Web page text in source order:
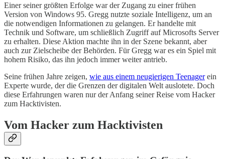
Einer seiner größten Erfolge war der Zugang zu einer frühen
Version von Windows 95. Gregg nutzte soziale Intelligenz, um an
die notwendigen Informationen zu gelangen. Er handelte mit
Technik und Software, um schließlich Zugriff auf Microsofts Server
zu erhalten. Diese Aktion machte ihn in der Szene bekannt, aber
auch zur Zielscheibe der Behörden. Für Gregg war es ein Spiel mit
hohem Risiko, das ihn jedoch immer weiter antrieb.
Seine frühen Jahre zeigen, wie aus einem neugierigen Teenagerein
Experte wurde, der die Grenzen der digitalen Welt auslotete. Doch
diese Erfahrungen waren nur der Anfang seiner Reise vom Hacker
zum Hacktivisten.
Vom Hacker zum Hacktivisten